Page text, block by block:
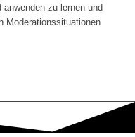
zu lernen und
Moderationssituationen